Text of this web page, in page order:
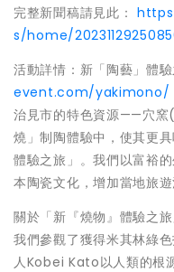
完整新聞稿請見此：
s/home/
活動詳情：新「陶藝」體
event.com/yakimono/
治見市的特色資源——穴
燒」制陶體驗中，使其更
體驗之旅」。我們以富裕
本陶瓷文化，增加當地旅遊
關於「新『燒物』體驗之
我們參觀了獲得米其林綠
人Kobei Kato以人類的根